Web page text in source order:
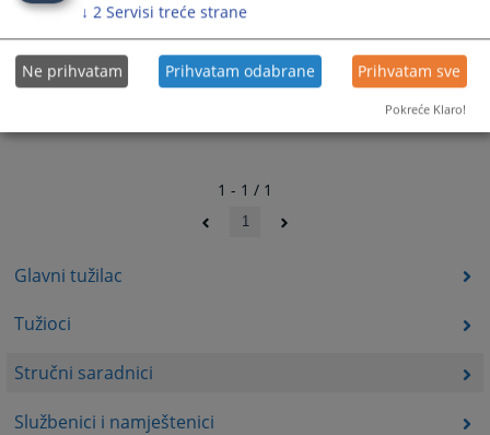
Glavni tužilac
Tužioci
Stručni saradnici
Službenici i namještenici
1 - 1 / 1
1
↓ 2 Servisi treće strane
Ne prihvatam Prihvatam odabrane Prihvatam sve
Pokreće Klaro!